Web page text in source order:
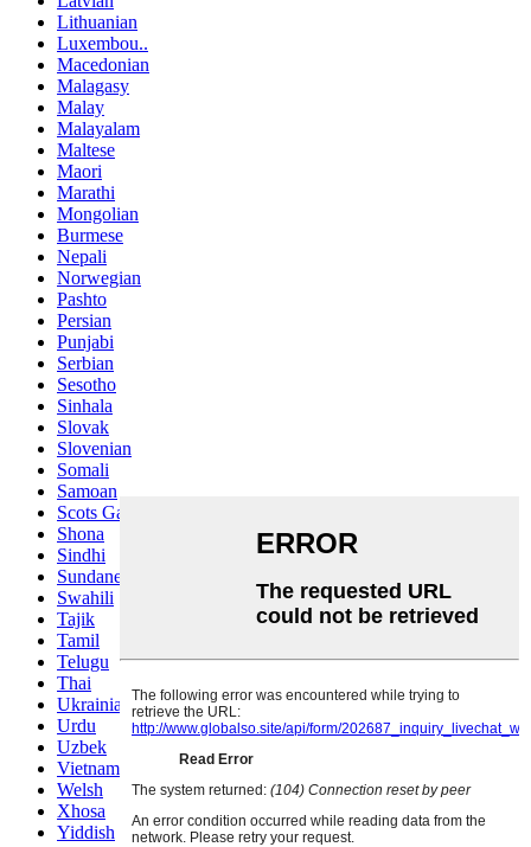
Lithuanian
Luxembou..
Macedonian
Malagasy
Malay
Malayalam
Maltese
Maori
Marathi
Mongolian
Burmese
Nepali
Norwegian
Pashto
Persian
Punjabi
Serbian
Sesotho
Sinhala
Slovak
Slovenian
Somali
Samoan
Scots Gaelic
Shona
Sindhi
Sundanese
Swahili
Tajik
Tamil
Telugu
Thai
Ukrainian
Urdu
Uzbek
Vietnamese
Welsh
Xhosa
Yiddish